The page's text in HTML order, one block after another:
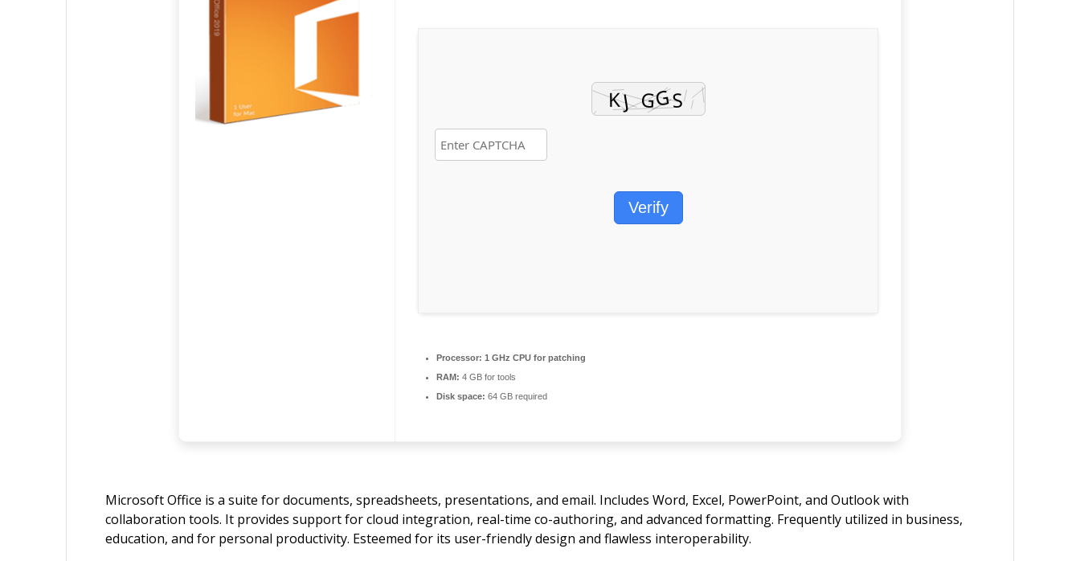
Verify
Processor: 1 GHz CPU for patching
RAM: 4 GB for tools
Disk space: 64 GB required
Microsoft Office is a suite for documents, spreadsheets, presentations, and email. Includes Word, Excel, PowerPoint, and Outlook with
collaboration tools. It provides support for cloud integration, real-time co-authoring, and advanced formatting. Frequently utilized in business,
education, and for personal productivity. Esteemed for its user-friendly design and flawless interoperability.